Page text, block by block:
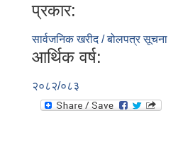
प्रकार:
सार्वजनिक खरीद / बोलपत्र सूचना
आर्थिक वर्ष:
२०८२/०८३